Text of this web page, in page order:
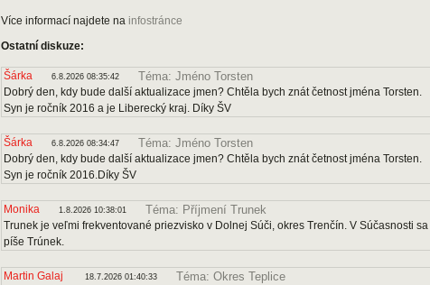
Více informací najdete na infostránce
Ostatní diskuze:
Šárka 6.8.2026 08:35:42 Téma: Jméno Torsten
Dobrý den, kdy bude další aktualizace jmen? Chtěla bych znát četnost jména Torsten.
Syn je ročník 2016 a je Liberecký kraj. Díky ŠV
Šárka 6.8.2026 08:34:47 Téma: Jméno Torsten
Dobrý den, kdy bude další aktualizace jmen? Chtěla bych znát četnost jména Torsten.
Syn je ročník 2016.Díky ŠV
Monika 1.8.2026 10:38:01 Téma: Příjmení Trunek
Trunek je veľmi frekventované priezvisko v Dolnej Súči, okres Trenčín. V Súčasnosti sa
píše Trúnek.
Martin Galaj 18.7.2026 01:40:33 Téma: Okres Teplice